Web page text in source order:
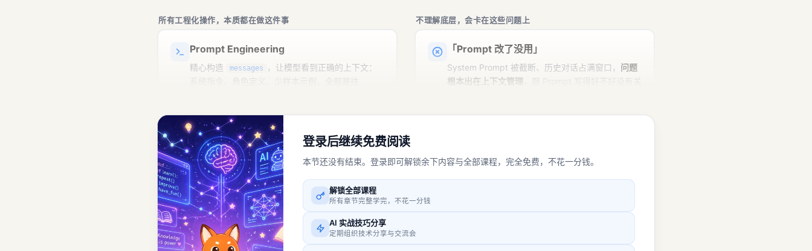
所有工程化操作，本质都在做这件事
Prompt Engineering
精心构造 messages
，让模型看到正确的上下文：
拼进 message
list
append 回 message list
不理解底层，会卡在这些问题上
「Prompt 改了没用」
System Prompt 被截断、历史对话占满窗口， 问题
根本出在上下文管理
两件
登录后继续免费阅读
本节还没有结束。登录即可解锁余下内容与全部课程，完全免费，不花一分钱。
解锁全部课程
所有章节完整学完，不花一分钱
AI 实战技巧分享
定期组织技术分享与交流会